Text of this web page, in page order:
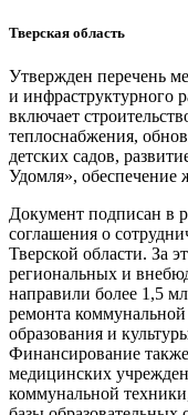
Тверская область
Утвержден перечень
и инфраструктурного
включает
теплоснабжения,
детских садов,
Удомля»,
Документ подписан в
соглашения о
Тверской области. За
региональных и
направили более 1,5
ремонта
образования и
Финансирование
медицинских
коммунальной